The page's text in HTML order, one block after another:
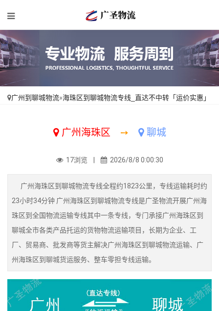
广州到聊城物流»海珠区到聊城物流专线_直达不中转「运价实惠」
广州海珠区 ➙ 聊城
17浏览 | 2026/8/8 0:00:30
广州海珠区到聊城物流专线全程约1823公里，专线运输耗时约
23小时34分钟 广州海珠区到聊城物流专线是广圣物流开展广州海
珠区到全国物流运输专线其中一条专线，专门承接广州海珠区到
聊城全市各类产品托运的货物物流运输项目，长期为企业、工
厂、贸易商、批发商等货主解决广州海珠区到聊城物流运输、广
州海珠区到聊城货运服务、整车零担专线运输。